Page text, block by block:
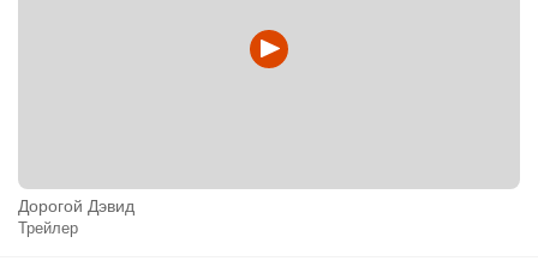
Дорогой Дэвид
Трейлер